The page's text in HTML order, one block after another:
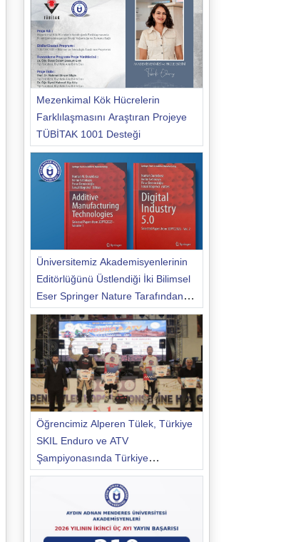
Mezenkimal Kök Hücrelerin
Farklılaşmasını Araştıran Projeye
TÜBİTAK 1001 Desteği
Üniversitemiz Akademisyenlerinin
Editörlüğünü Üstlendiği İki Bilimsel
Eser Springer Nature Tarafından
Yayımlandı
Öğrencimiz Alperen Tülek, Türkiye
SKIL Enduro ve ATV
Şampiyonasında Türkiye
Şampiyonu Oldu